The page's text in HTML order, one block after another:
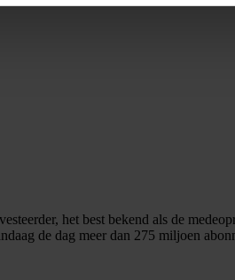
het best bekend als de
de dag meer dan 275 miljoen